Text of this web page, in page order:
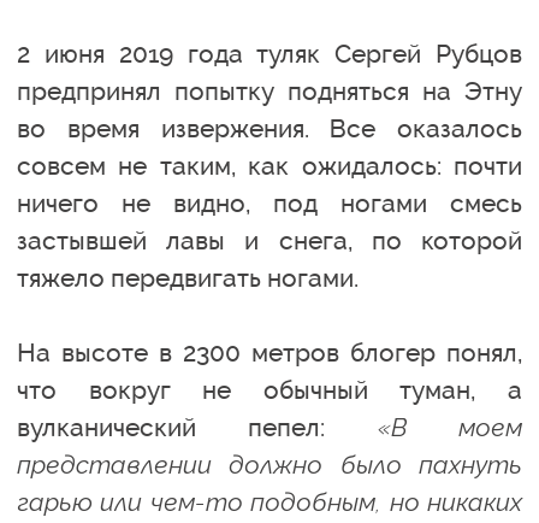
2 июня 2019 года туляк Сергей Рубцов
предпринял попытку подняться на Этну
во время извержения. Все оказалось
совсем не таким, как ожидалось: почти
ничего не видно, под ногами смесь
застывшей лавы и снега, по которой
тяжело передвигать ногами.
На высоте в 2300 метров блогер понял,
что вокруг не обычный туман, а
вулканический пепел: «В моем
представлении должно было пахнуть
гарью или чем-то подобным, но никаких